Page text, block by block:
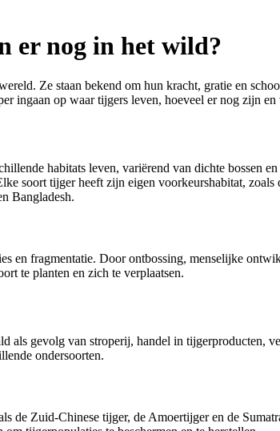
er nog in het wild?
Ze staan bekend om hun kracht, gratie en
ingaan op waar tijgers leven, hoeveel er nog zijn
habitats leven, variërend van dichte bossen
soort tijger heeft zijn eigen voorkeurshabitat,
Bangladesh.
en fragmentatie. Door ontbossing, menselijke
te planten en zich te verplaatsen.
als gevolg van stroperij, handel in tijgerproducten,
ondersoorten.
de Zuid-Chinese tijger, de Amoertijger en de